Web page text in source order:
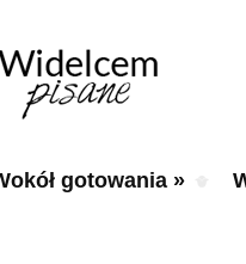
gotowania »